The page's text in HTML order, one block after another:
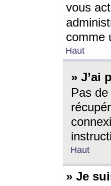
vous
comme
Haut
» J’ai
Pas
Haut
» Je